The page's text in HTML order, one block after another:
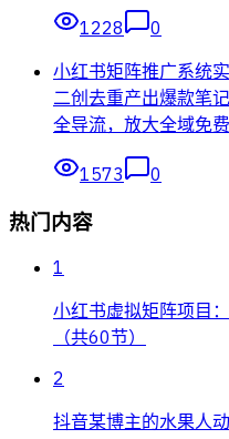
1228
0
小红书矩阵推广系统
二创去重产出爆款笔
全导流，放大全域免
1573 0
热门内容
1
小红书虚拟矩阵项目
（共60节）
2
抖音某博主的水果人